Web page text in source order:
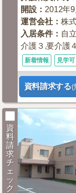
開設 ： 2012年9
運営会社 ：株
入居条件： 自
介護３,要介護
新着情報 見学可
資料請求する(
資
料
請
求
チ
ェ
ッ
ク